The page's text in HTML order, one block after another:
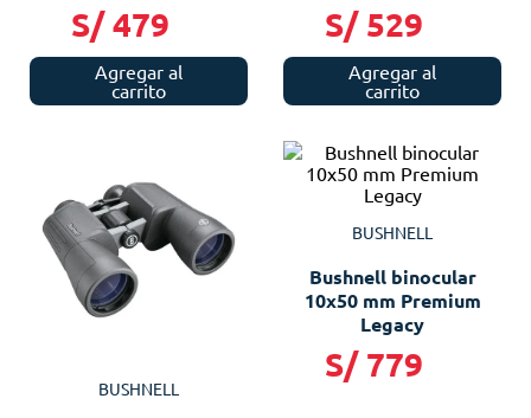
S/ 479
Agregar al
carrito
S/ 529
Agregar al
carrito
BUSHNELL
BUSHNELL
Bushnell binocular
10x50 mm Premium
Legacy
S/ 779